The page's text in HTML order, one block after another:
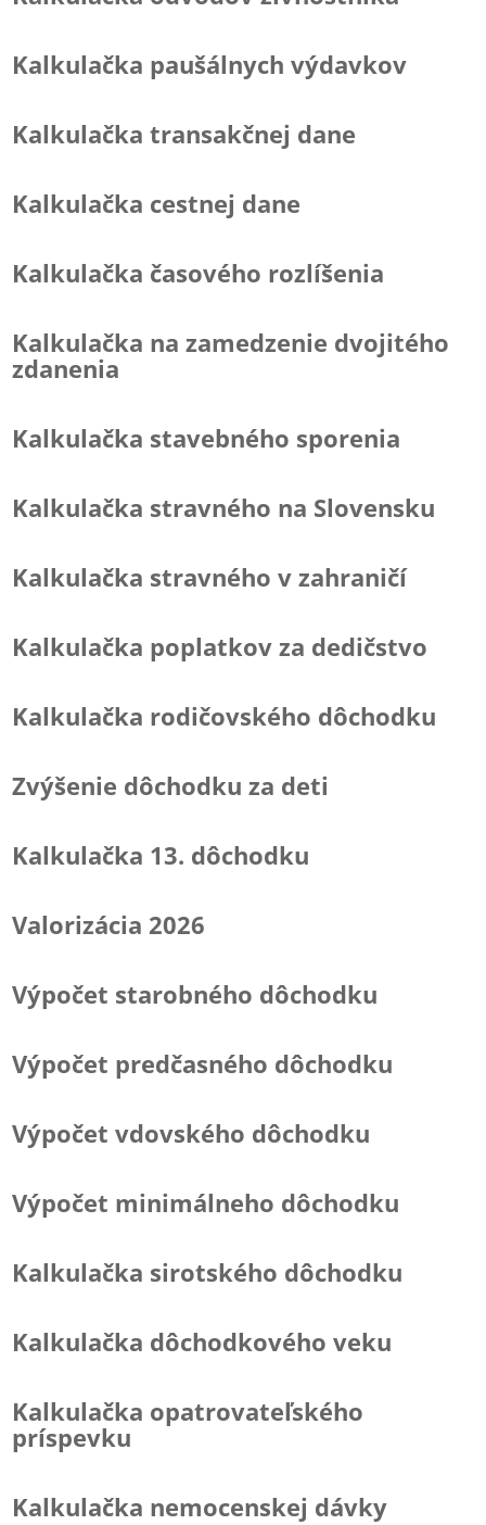
Kalkulačka paušálnych výdavkov
Kalkulačka transakčnej dane
Kalkulačka cestnej dane
Kalkulačka časového rozlíšenia
Kalkulačka na zamedzenie dvojitého
zdanenia
Kalkulačka stavebného sporenia
Kalkulačka stravného na Slovensku
Kalkulačka stravného v zahraničí
Kalkulačka poplatkov za dedičstvo
Kalkulačka rodičovského dôchodku
Zvýšenie dôchodku za deti
Kalkulačka 13. dôchodku
Valorizácia 2026
Výpočet starobného dôchodku
Výpočet predčasného dôchodku
Výpočet vdovského dôchodku
Výpočet minimálneho dôchodku
Kalkulačka sirotského dôchodku
Kalkulačka dôchodkového veku
Kalkulačka opatrovateľského
príspevku
Kalkulačka nemocenskej dávky